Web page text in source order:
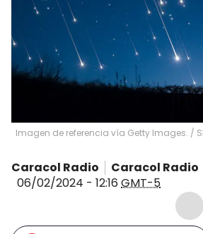
Imagen de referencia vía Getty Images. /
Caracol Radio
Caracol Radio
06/02/2024 - 12:16 GMT-5